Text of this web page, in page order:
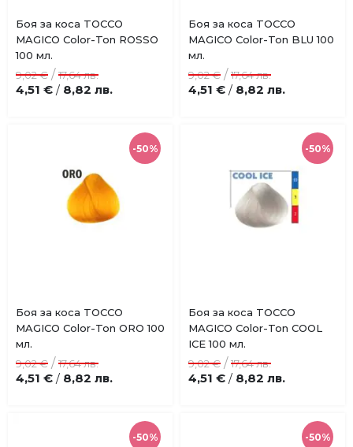
Добави
в
Купи
Боя за коса TOCCO
MAGICO Color-Ton ROSSO
100 мл.
4,51 € / 8,82 лв.
9,02 € /17,64 лв.
Добави
в
Купи
Боя за коса TOCCO
MAGICO Color-Ton BLU 100
мл.
4,51 € / 8,82 лв.
9,02 € /17,64 лв.
-50%
Добави
в
Купи
Боя за коса TOCCO
MAGICO Color-Ton ORO 100
мл.
4,51 € / 8,82 лв.
9,02 € /17,64 лв.
-50%
Добави
в
Купи
Боя за коса TOCCO
MAGICO Color-Ton COOL
ICE 100 мл.
4,51 € / 8,82 лв.
9,02 € /17,64 лв.
-50% -50%